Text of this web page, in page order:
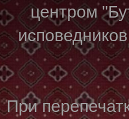
центром
При